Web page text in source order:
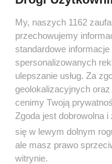
My, naszych 1162
przechowujemy
standardowe
spersonalizowanych
ulepszanie usług. Za
geolokalizacyjnych
cenimy Twoją
Zgoda jest dobrowolna
się w lewym dolnym
ale masz prawo
witrynie.